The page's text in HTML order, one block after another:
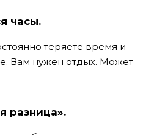
часы.
теряете время и
Вам нужен отдых. Может
разница».